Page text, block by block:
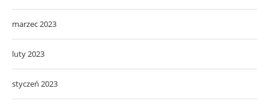
marzec 2023
luty 2023
styczeń 2023